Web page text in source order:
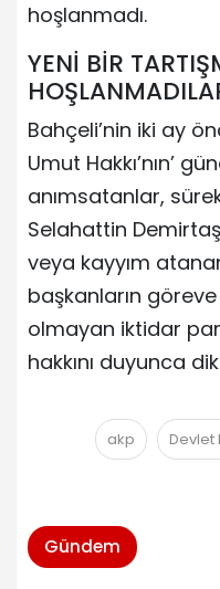
hoşlanmadı.
YENİ BİR
Bahçeli’nin iki ay
Umut Hakkı’nın’
anımsatanlar,
Selahattin
veya kayyım
başkanların
olmayan iktidar
hakkını duyunca
akp Devlet
Gündem